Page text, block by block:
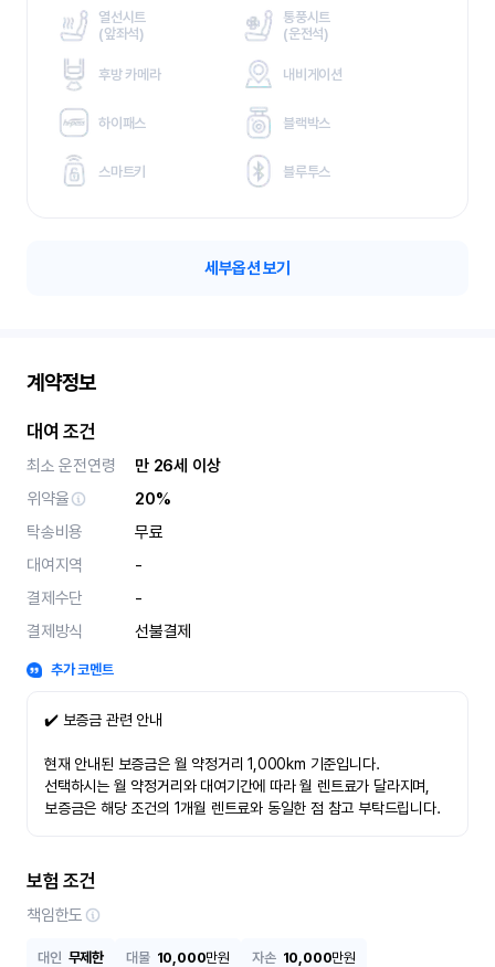
열선시트
(앞좌석)
통풍시트
(운전석)
후방 카메라 내비게이션
하이패스 블랙박스
스마트키 블루투스
세부옵션 보기
계약정보
대여 조건
최소 운전연령
만 26세 이상
위약율
20%
탁송비용
무료
대여지역
-
결제수단
-
결제방식
선불결제
추가 코멘트
✔️ 보증금 관련 안내
현재 안내된 보증금은 월 약정거리 1,000km 기준입니다.
선택하시는 월 약정거리와 대여기간에 따라 월 렌트료가 달라지며,
보증금은 해당 조건의 1개월 렌트료와 동일한 점 참고 부탁드립니다.
보험 조건
책임한도
대인 무제한 대물 10,000만원 자손 10,000만원